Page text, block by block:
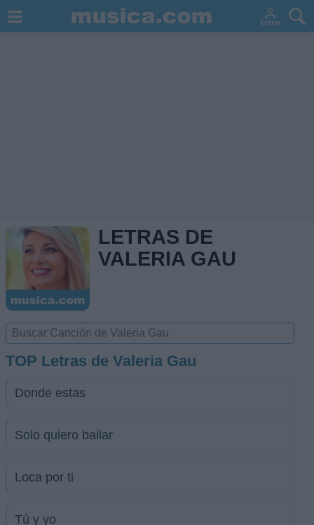
LETRAS DE
VALERIA GAU
TOP Letras de Valeria Gau
Donde estas
Solo quiero bailar
Loca por ti
Tú y yo